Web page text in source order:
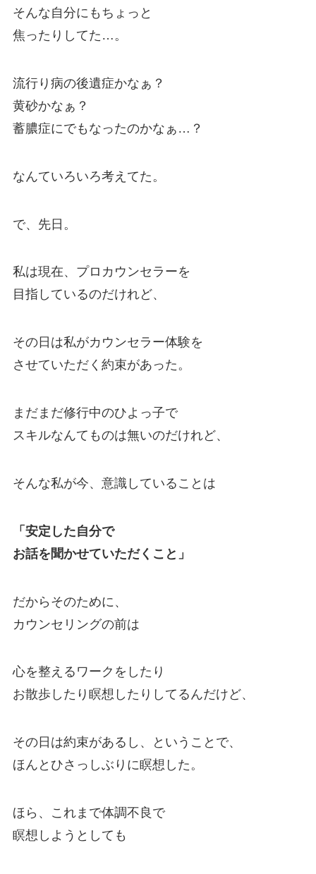
そんな自分にもちょっと
焦ったりしてた…。
流行り病の後遺症かなぁ？
黄砂かなぁ？
蓄膿症にでもなったのかなぁ…？
なんていろいろ考えてた。
で、先日。
私は現在、プロカウンセラーを
目指しているのだけれど、
その日は私がカウンセラー体験を
させていただく約束があった。
まだまだ修行中のひよっ子で
スキルなんてものは無いのだけれど、
そんな私が今、意識していることは
「安定した自分で
お話を聞かせていただくこと」
だからそのために、
カウンセリングの前は
心を整えるワークをしたり
お散歩したり瞑想したりしてるんだけど、
その日は約束があるし、ということで、
ほんとひさっしぶりに瞑想した。
ほら、これまで体調不良で
瞑想しようとしても